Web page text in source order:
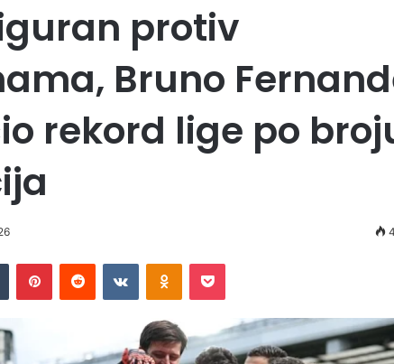
protiv
Bruno
rekord lige po
Tumblr PinterestReddit VKontakteOdnoklassniki
Pocket